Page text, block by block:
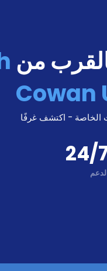
من
Cowan
الخاصة - اكتشف غرفًا
24/